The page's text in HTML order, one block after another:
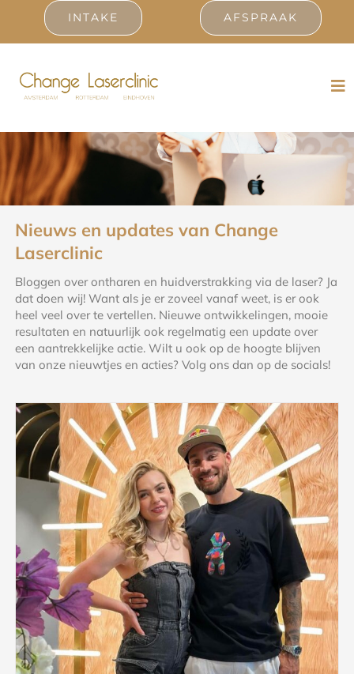
inhoud
INTAKE AFSPRAAK
Laserbehandelingen
Prijslijst
Resultaten
Contact
Nieuws en updates van Change
Laserclinic
Bloggen over ontharen en huidverstrakking via de laser? Ja
dat doen wij! Want als je er zoveel vanaf weet, is er ook
heel veel over te vertellen. Nieuwe ontwikkelingen, mooie
resultaten en natuurlijk ook regelmatig een update over
een aantrekkelijke actie. Wilt u ook op de hoogte blijven
van onze nieuwtjes en acties? Volg ons dan op de socials!